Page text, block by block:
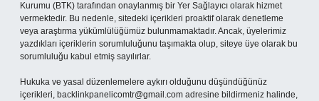
Kurumu (BTK) tarafından onaylanmış bir Yer Sağlayıcı olarak hizmet
vermektedir. Bu nedenle, sitedeki içerikleri proaktif olarak denetleme
veya araştırma yükümlülüğümüz bulunmamaktadır. Ancak, üyelerimiz
yazdıkları içeriklerin sorumluluğunu taşımakta olup, siteye üye olarak bu
sorumluluğu kabul etmiş sayılırlar.
Hukuka ve yasal düzenlemelere aykırı olduğunu düşündüğünüz
içerikleri, backlinkpanelicomtr@gmail.com adresine bildirmeniz halinde,